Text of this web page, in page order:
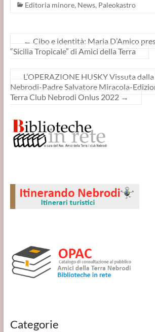
Editoria minore, News, Paleokastro
← Cibo e identità: Maria D’Amico
“Sicilia Tropicale” di Amici della Terra
L’OPERAZIONE HUSKY Vissuta
Nebrodi-Padre Salvatore Miracola-
Terra Club Nebrodi Onlus 2022 →
Categorie